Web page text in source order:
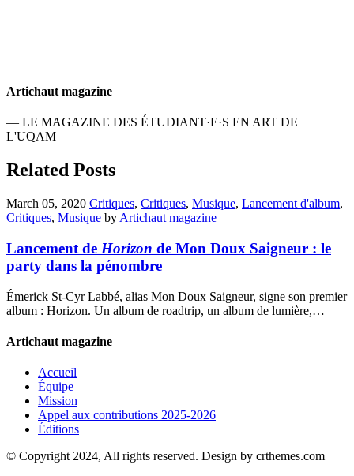
Artichaut magazine
— LE MAGAZINE DES ÉTUDIANT·E·S EN ART DE
L'UQAM
Related Posts
March 05, 2020 Critiques, Critiques, Musique, Lancement d'album,
Critiques, Musique by Artichaut magazine
Lancement de Horizon de Mon Doux Saigneur : le
party dans la pénombre
Émerick St-Cyr Labbé, alias Mon Doux Saigneur, signe son premier
album : Horizon. Un album de roadtrip, un album de lumière,…
Artichaut magazine
Accueil
Équipe
Mission
Appel aux contributions 2025-2026
Éditions
© Copyright 2024, All rights reserved. Design by crthemes.com